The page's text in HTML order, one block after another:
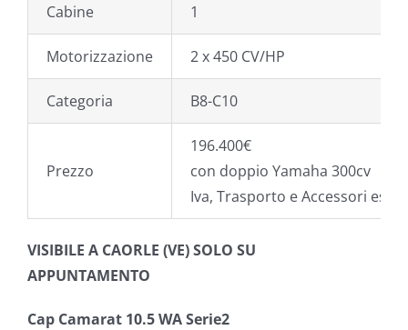
Cabine 1
Motorizzazione 2 x 450 CV/HP
Categoria B8-C10
Prezzo
196.400€
con doppio Yamaha 300cv
Iva, Trasporto e Accessori
VISIBILE A CAORLE (VE) SOLO SU
APPUNTAMENTO
Cap Camarat 10.5 WA Serie2